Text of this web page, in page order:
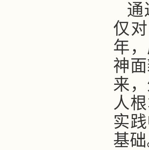
通
仅
年
神
来
人
实
基